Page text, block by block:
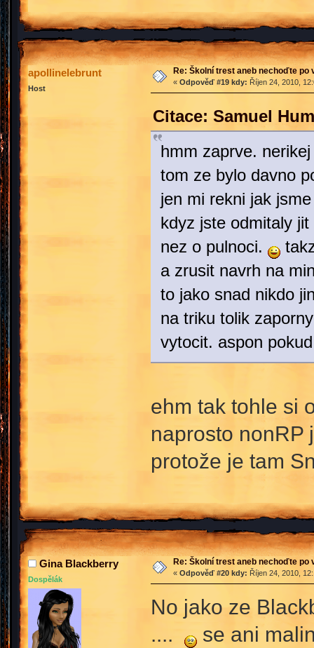
apollinelebrunt
Host
Re: Školní trest aneb nechoďte po
« Odpověď #19 kdy: Říjen 24, 2010,
Citace: Samuel
hmm zaprve.
tom ze bylo davno
jen mi rekni jak
kdyz jste odmitaly
nez o pulnoci.
a zrusit navrh na
to jako snad nikdo
na triku tolik
vytocit. aspon
ehm tak tohle si
naprosto nonRP
protože je tam
Gina Blackberry
Dospělák
Re: Školní trest aneb nechoďte po
« Odpověď #20 kdy: Říjen 24, 2010,
No jako ze
....
se ani